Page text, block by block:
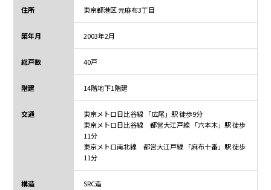
住所 東京都港区 元麻布3丁目
築年月 2003年2月
総戸数 40戸
階建 14階地下1階建
交通
東京メトロ日比谷線 「広尾」駅 徒歩9分
東京メトロ日比谷線 都営大江戸線 「六本木」駅 徒歩
11分
東京メトロ南北線 都営大江戸線 「麻布十番」駅 徒歩
11分
構造 SRC造